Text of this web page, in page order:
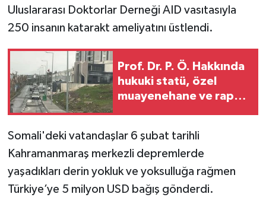
Uluslararası Doktorlar Derneği AID vasıtasıyla
250 insanın katarakt ameliyatını üstlendi.
Prof. Dr. P. Ö. Hakkında
hukuki statü, özel
muayenehane ve rapor
Somali'deki vatandaşlar 6 şubat tarihli
Kahramanmaraş merkezli depremlerde
yaşadıkları derin yokluk ve yoksulluğa rağmen
Türkiye’ye 5 milyon USD bağış gönderdi.